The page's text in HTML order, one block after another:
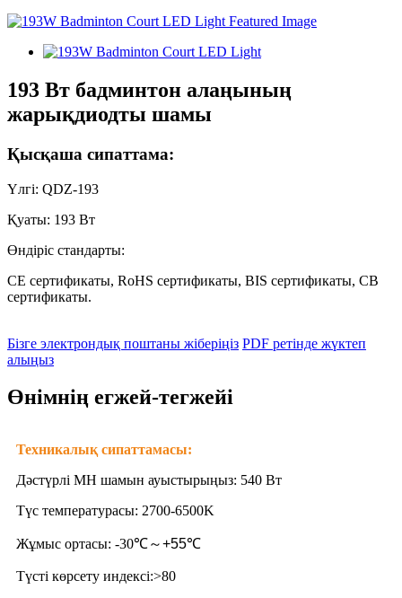
193 Вт бадминтон алаңының
жарықдиодты шамы
Қысқаша сипаттама:
Үлгі: QDZ-193
Қуаты: 193 Вт
Өндіріс стандарты:
CE сертификаты, RoHS сертификаты, BIS сертификаты, CB
сертификаты.
Бізге электрондық поштаны жіберіңіз PDF ретінде жүктеп
алыңыз
Өнімнің егжей-тегжейі
Техникалық сипаттамасы:
Дәстүрлі MH шамын ауыстырыңыз: 540 Вт
Түс температурасы: 2700-6500K
Жұмыс ортасы: -30℃～+55℃
Түсті көрсету индексі:>80